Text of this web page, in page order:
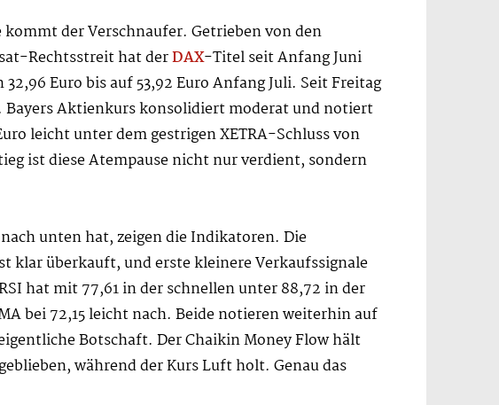
der Verschnaufer. Getrieben von den
Rechtsstreit hat derDAX-Titel seit Anfang Juni
Euro bis auf 53,92 Euro Anfang Juli. Seit Freitag
Bayers Aktienkurs konsolidiert moderat und notiert
leicht unter dem gestrigen XETRA-Schluss von
ist diese Atempause nicht nur verdient, sondern
unten hat, zeigen die Indikatoren. Die
klar überkauft, und erste kleinere Verkaufssignale
hat mit 77,61 in der schnellen unter 88,72 in der
bei 72,15 leicht nach. Beide notieren weiterhin auf
Botschaft. Der Chaikin Money Flow hält
während der Kurs Luft holt. Genau das